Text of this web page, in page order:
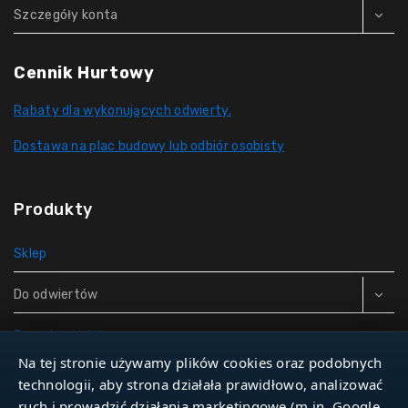
Szczegóły konta
Cennik Hurtowy
Rabaty dla wykonujących odwierty.
Dostawa na plac budowy lub odbiór osobisty
Produkty
Sklep
Do odwiertów
Rury do studni
Zbiorniki hydroforowe
Na tej stronie używamy plików cookies oraz podobnych
technologii, aby strona działała prawidłowo, analizować